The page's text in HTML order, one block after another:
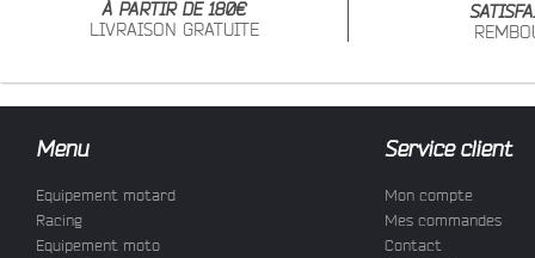
À PARTIR DE 180€
LIVRAISON GRATUITE
Menu
Equipement motard
Racing
Equipement moto
Service client
Mon compte
Mes commandes
Contact